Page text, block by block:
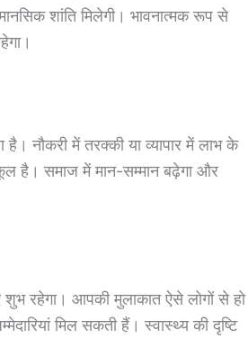
शांति मिलेगी। भावनात्मक रूप से
नौकरी में तरक्की या व्यापार में लाभ के
है। समाज में मान-सम्मान बढ़ेगा और
रहेगा। आपकी मुलाकात ऐसे लोगों से हो
मिल सकती हैं। स्वास्थ्य की दृष्टि